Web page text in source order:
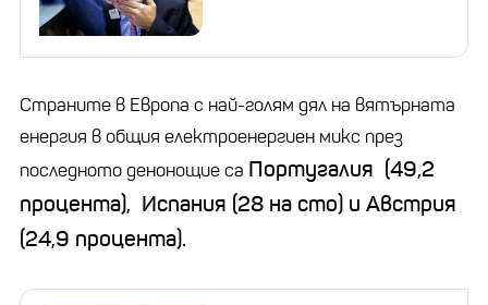
Страните в Европа с най-голям дял на вятърната
енергия в общия електроенергиен микс през
последното денонощие са Португалия (49,2
процента), Испания (28 на сто) и Австрия
(24,9 процента).